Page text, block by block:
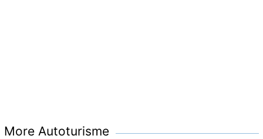
More Autoturisme